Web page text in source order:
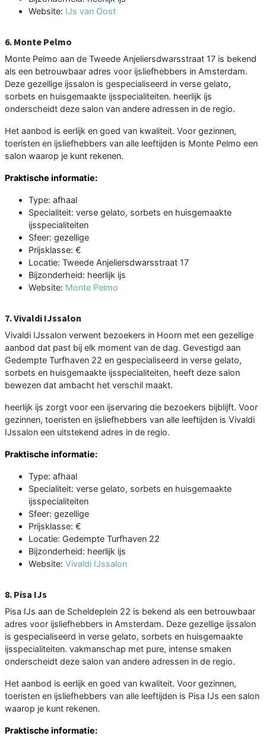
Website: IJs van Oost
6. Monte Pelmo
Monte Pelmo aan de Tweede Anjeliersdwarsstraat 17 is bekend
als een betrouwbaar adres voor ijsliefhebbers in Amsterdam.
Deze gezellige ijssalon is gespecialiseerd in verse gelato,
sorbets en huisgemaakte ijsspecialiteiten. heerlijk ijs
onderscheidt deze salon van andere adressen in de regio.
Het aanbod is eerlijk en goed van kwaliteit. Voor gezinnen,
toeristen en ijsliefhebbers van alle leeftijden is Monte Pelmo een
salon waarop je kunt rekenen.
Praktische informatie:
Type: afhaal
Specialiteit: verse gelato, sorbets en huisgemaakte
ijsspecialiteiten
Sfeer: gezellige
Prijsklasse: €
Locatie: Tweede Anjeliersdwarsstraat 17
Bijzonderheid: heerlijk ijs
Website: Monte Pelmo
7. Vivaldi IJssalon
Vivaldi IJssalon verwent bezoekers in Hoorn met een gezellige
aanbod dat past bij elk moment van de dag. Gevestigd aan
Gedempte Turfhaven 22 en gespecialiseerd in verse gelato,
sorbets en huisgemaakte ijsspecialiteiten, heeft deze salon
bewezen dat ambacht het verschil maakt.
heerlijk ijs zorgt voor een ijservaring die bezoekers bijblijft. Voor
gezinnen, toeristen en ijsliefhebbers van alle leeftijden is Vivaldi
IJssalon een uitstekend adres in de regio.
Praktische informatie:
Type: afhaal
Specialiteit: verse gelato, sorbets en huisgemaakte
ijsspecialiteiten
Sfeer: gezellige
Prijsklasse: €
Locatie: Gedempte Turfhaven 22
Bijzonderheid: heerlijk ijs
Website: Vivaldi IJssalon
8. Pisa IJs
Pisa IJs aan de Scheldeplein 22 is bekend als een betrouwbaar
adres voor ijsliefhebbers in Amsterdam. Deze gezellige ijssalon
is gespecialiseerd in verse gelato, sorbets en huisgemaakte
ijsspecialiteiten. vakmanschap met pure, intense smaken
onderscheidt deze salon van andere adressen in de regio.
Het aanbod is eerlijk en goed van kwaliteit. Voor gezinnen,
toeristen en ijsliefhebbers van alle leeftijden is Pisa IJs een salon
waarop je kunt rekenen.
Praktische informatie: